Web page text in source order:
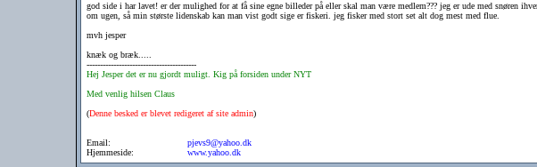
god side i har lavet! er der mulighed for at få sine egne billeder på eller skal man være medlem??? jeg er ude med snøren
om ugen, så min største lidenskab kan man vist godt sige er fiskeri. jeg fisker med stort set alt dog mest med flue.
mvh jesper
knæk og bræk.....
-----------------------------------------
Hej Jesper det er nu gjordt muligt. Kig på forsiden under NYT
Med venlig hilsen Claus
(Denne besked er blevet redigeret af site admin)
Email:
Hjemmeside:
pjevs9@yahoo.dk
www.yahoo.dk